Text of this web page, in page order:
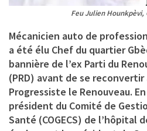
Feu Julien Hounkpèvi,
Mécanicien auto de
a été élu Chef du quartier
bannière de l’ex Parti du
(PRD) avant de se
Progressiste le Renouveau.
président du Comité de
Santé (COGECS) de l’hôpital